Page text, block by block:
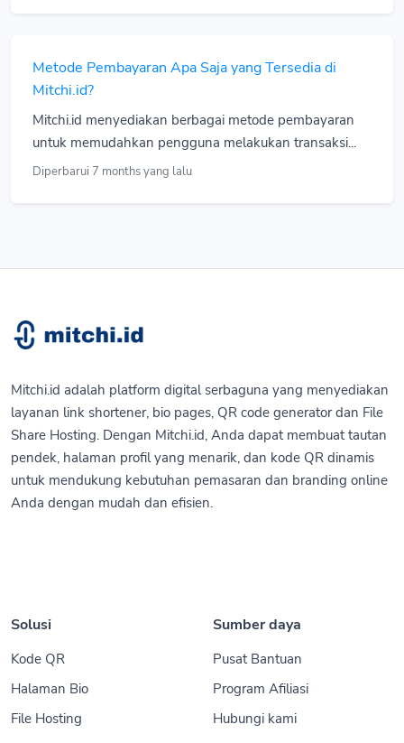
Metode Pembayaran Apa Saja yang Tersedia di
Mitchi.id?
Mitchi.id menyediakan berbagai metode pembayaran
untuk memudahkan pengguna melakukan transaksi...
Diperbarui 7 months yang lalu
Mitchi.id adalah platform digital serbaguna yang menyediakan
layanan link shortener, bio pages, QR code generator dan File
Share Hosting. Dengan Mitchi.id, Anda dapat membuat tautan
pendek, halaman profil yang menarik, dan kode QR dinamis
untuk mendukung kebutuhan pemasaran dan branding online
Anda dengan mudah dan efisien.
Solusi
Kode QR
Halaman Bio
File Hosting
Sumber daya
Pusat Bantuan
Program Afiliasi
Hubungi kami